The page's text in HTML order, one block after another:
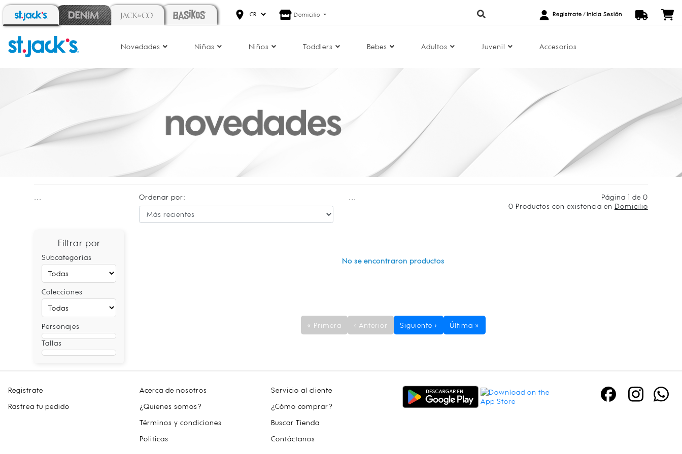
Domicilio Registrate /Inicia Sesión
Novedades Niñas Niños Toddlers Bebes Adultos Juvenil Accesorios
Ordenar por:
Página 1 de 0
0 Productos con existencia en Domicilio
Filtrar por
Subcategorías
Colecciones
Personajes
Tallas
No se encontraron productos
« Primera ‹ Anterior Siguiente › Última »
Registrate
Rastrea tu pedido
Acerca de nosotros
¿Quienes somos?
Términos y condiciones
Politicas
Servicio al cliente
¿Cómo comprar?
Buscar Tienda
Contáctanos